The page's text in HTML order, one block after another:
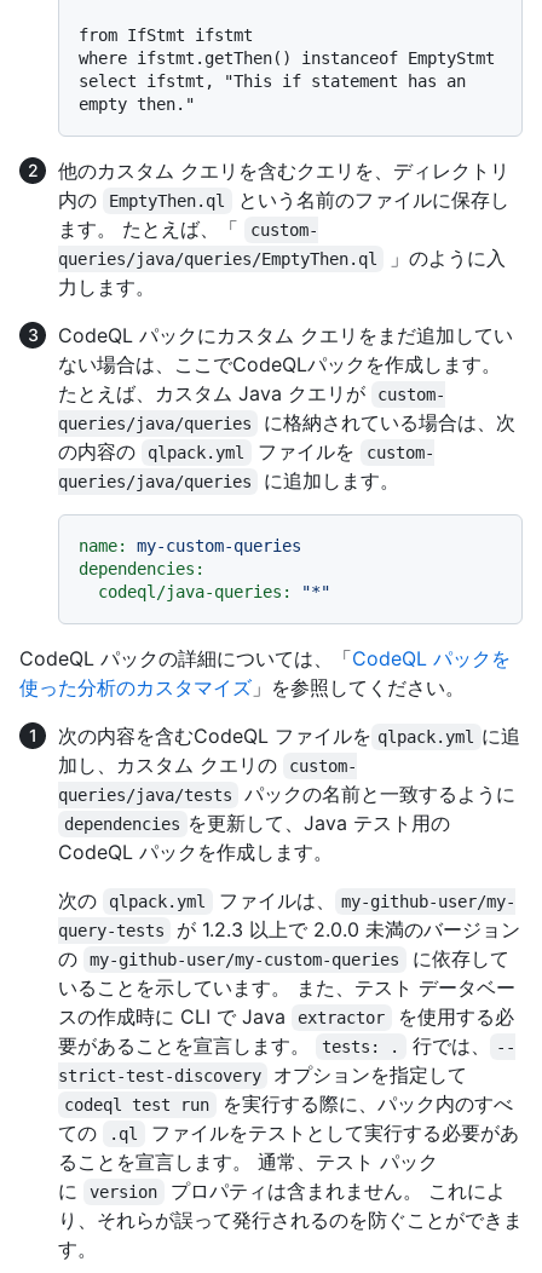
from IfStmt ifstmt
where ifstmt.getThen() instanceof EmptyStmt
select ifstmt, "This if statement has an
他のカスタム クエリを含むクエリを、ディレクトリ
内の
EmptyThen.ql
という名前のファイルに保存し
ます。 たとえば、「
custom-
queries/java/queries/EmptyThen.ql
」のように入
力します。
CodeQL パックにカスタム クエリをまだ追加してい
ない場合は、ここでCodeQLパックを作成します。
たとえば、カスタム Java クエリが
custom-
queries/java/queries
に格納されている場合は、次
の内容の
qlpack.yml ファイルを
custom-
queries/java/queries
に追加します。
name:
my-custom-queries
dependencies:
codeql/java-queries:
"*"
CodeQL パックの詳細については、「CodeQL パックを
使った分析のカスタマイズ 」を参照してください。
次の内容を含むCodeQL ファイルを qlpack.yml
に追
加し、カスタム クエリの
custom-
queries/java/tests
パックの名前と一致するように
dependencies を更新して、Java テスト用の
CodeQL パックを作成します。
次の
qlpack.yml ファイルは、
my-github-user/my-
query-tests
が 1.2.3 以上で 2.0.0 未満のバージョン
の
my-github-user/my-custom-queries
に依存して
いることを示しています。 また、テスト データベー
スの作成時に CLI で Java
extractor
を使用する必
要があることを宣言します。
tests: . 行では、
--
strict-test-discovery
オプションを指定して
codeql test run
を実行する際に、パック内のすべ
ての
.ql
ファイルをテストとして実行する必要があ
ることを宣言します。 通常、テスト パック
に
version
プロパティは含まれません。 これによ
り、それらが誤って発行されるのを防ぐことができま
す。